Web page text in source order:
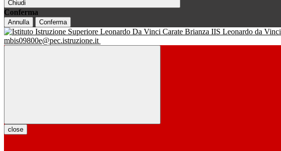
Chiudi
Conferma
Annulla Conferma
IIS Leonardo da Vinci
mbis09800e@pec.istruzione.it
close